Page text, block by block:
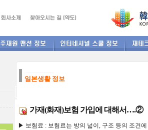
일본생활 정보
가재(화재)보험 가입에 대해서….②
▶ 보험료 : 보험료는 방의 넓이, 구조 등의 조건